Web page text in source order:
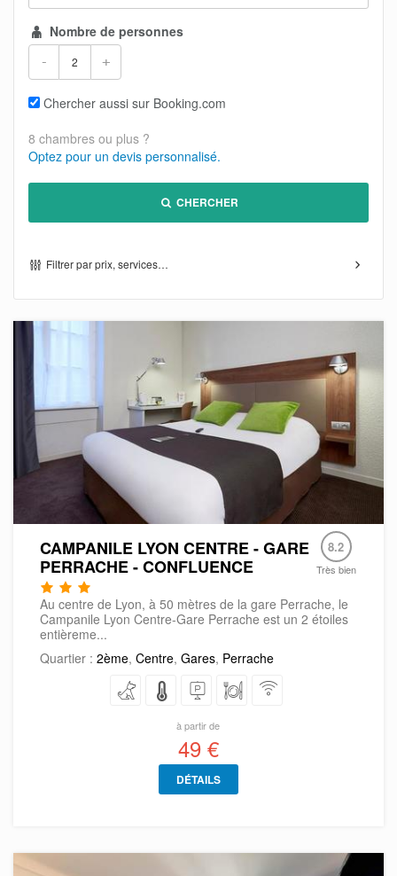
Nombre de personnes
- +
Chercher aussi sur Booking.com
8 chambres ou plus ?
Optez pour un devis personnalisé.
CHERCHER
Filtrer par prix, services…
CAMPANILE LYON CENTRE - GARE
PERRACHE - CONFLUENCE
8.2
Très bien
Au centre de Lyon, à 50 mètres de la gare Perrache, le
Campanile Lyon Centre-Gare Perrache est un 2 étoiles
entièreme...
Quartier : 2ème, Centre, Gares, Perrache
à partir de
49 €
DÉTAILS